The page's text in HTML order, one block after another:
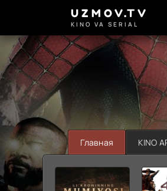
UZMOV.TV
KINO VA SERIAL
Главная KINO